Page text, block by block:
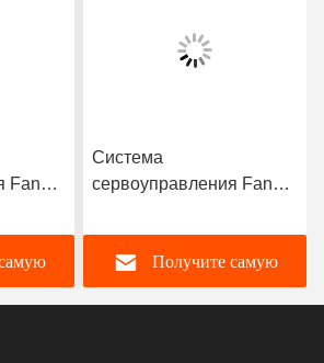
Fanuc
8100-
Система
сервоуправления Fanuc
или A20B82010153
Высоковольтная карта
(PCB)
Получите самую